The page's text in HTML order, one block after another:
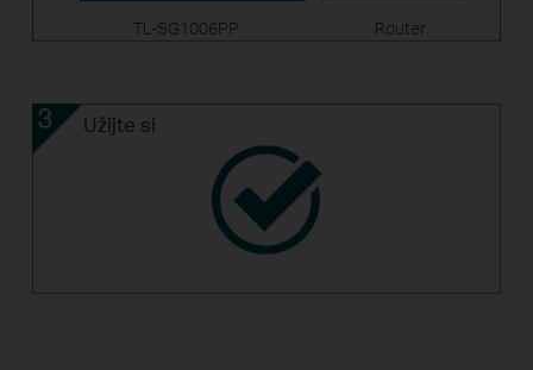
Router
TL-SG1006PP
Užijte si